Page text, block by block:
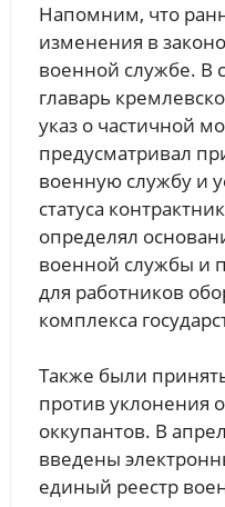
Напомним, что
изменения в
военной службе. В
главарь
указ о частичной
предусматривал
военную службу и
статуса
определял
военной службы и
для работников
комплекса
Также были
против уклонения
оккупантов. В
введены
единый реестр